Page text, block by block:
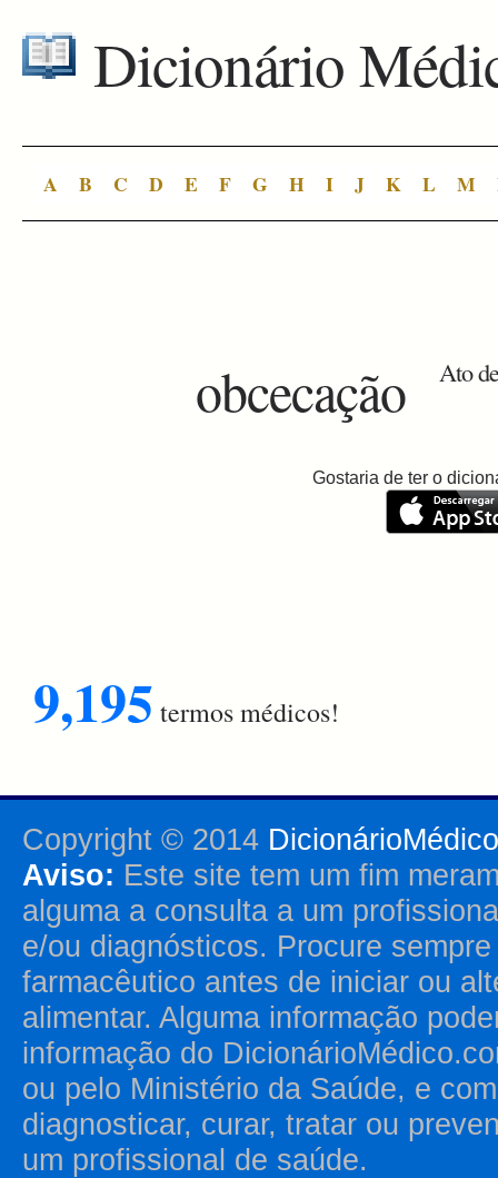
Dicionário
A B C D E F G H I J K L M
obcecação Ato
Gostaria de ter o
9,195 termos médicos!
Copyright © 2014
Aviso: Este site tem um fim
alguma a consulta a um
e/ou diagnósticos. Procure
farmacêutico antes de iniciar ou
alimentar. Alguma informação
informação do
ou pelo Ministério da Saúde, e
diagnosticar, curar, tratar ou
um profissional de saúde.